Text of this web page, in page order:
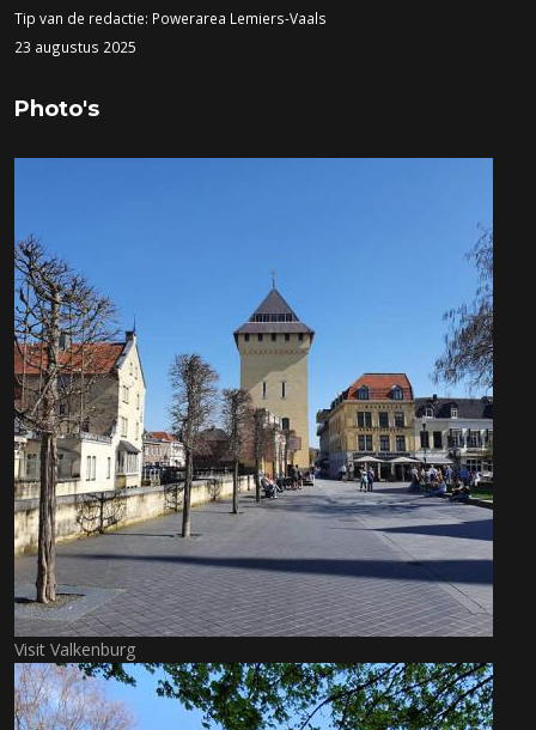
Tip van de redactie: Powerarea Lemiers-Vaals
23 augustus 2025
Photo's
Visit Valkenburg